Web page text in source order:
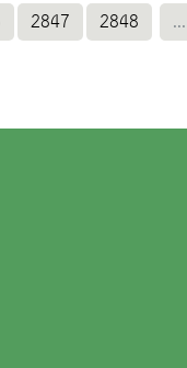
2847 2848 ...